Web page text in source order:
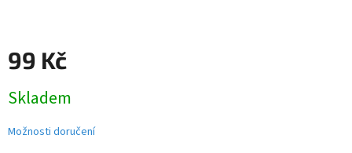
99 Kč
cena:
Skladem
Možnosti doručení